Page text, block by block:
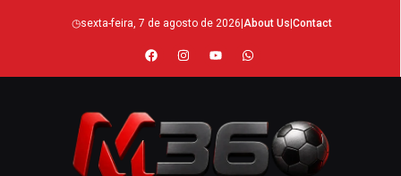
◷sexta-feira, 7 de agosto de 2026 About Us Contact